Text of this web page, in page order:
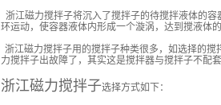
浙江磁力搅拌子将沉入了搅拌子的待搅拌液体的
环运动，使容器液体内形成一个漩涡，达到搅液体
浙江磁力搅拌子用的搅拌子种类很多，如选择的
力搅拌子出故障了，其实这是搅拌器与搅拌子不配
浙江磁力搅拌子选择方式如下：